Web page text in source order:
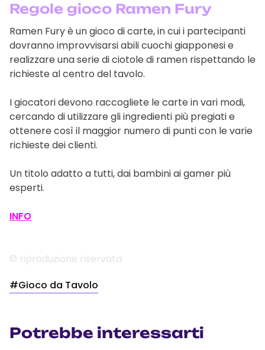
Regole gioco Ramen Fury
Ramen Fury è un gioco di carte, in cui i partecipanti
dovranno improvvisarsi abili cuochi giapponesi e
realizzare una serie di ciotole di ramen rispettando le
richieste al centro del tavolo.
I giocatori devono raccogliete le carte in vari modi,
cercando di utilizzare gli ingredienti più pregiati e
ottenere così il maggior numero di punti con le varie
richieste dei clienti.
Un titolo adatto a tutti, dai bambini ai gamer più
esperti.
INFO
© riproduzione riservata
#Gioco da Tavolo
Potrebbe interessarti